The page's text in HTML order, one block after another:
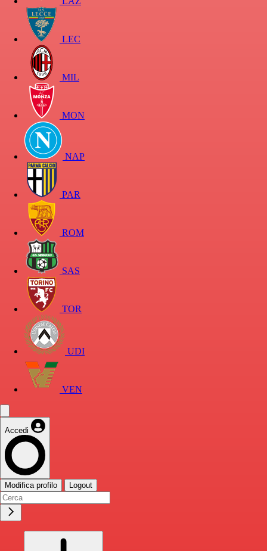
LEC
MIL
MON
NAP
PAR
ROM
SAS
TOR
UDI
VEN
Accedi
Modifica profilo Logout